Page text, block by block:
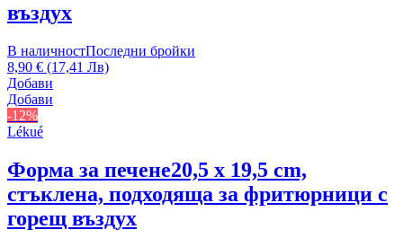
въздух
В наличностПоследни бройки
8,90 € (17,41 Лв)
Добави
Добави
-12%
Lékué
Форма за печене20,5 x 19,5 cm,
стъклена, подходяща за фритюрници с
горещ въздух